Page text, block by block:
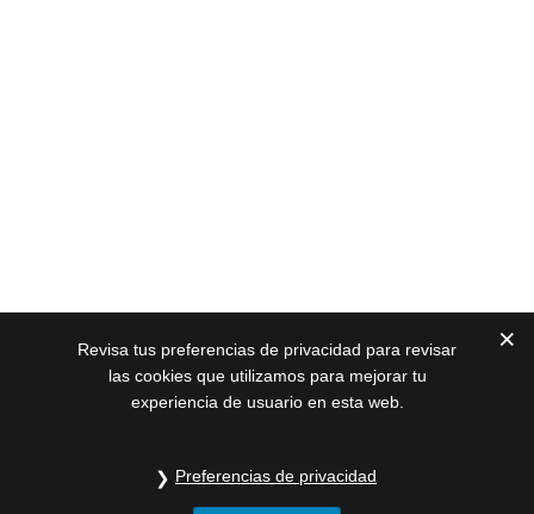
Revisa tus preferencias de privacidad para revisar
las cookies que utilizamos para mejorar tu
experiencia de usuario en esta web.
Preferencias de privacidad